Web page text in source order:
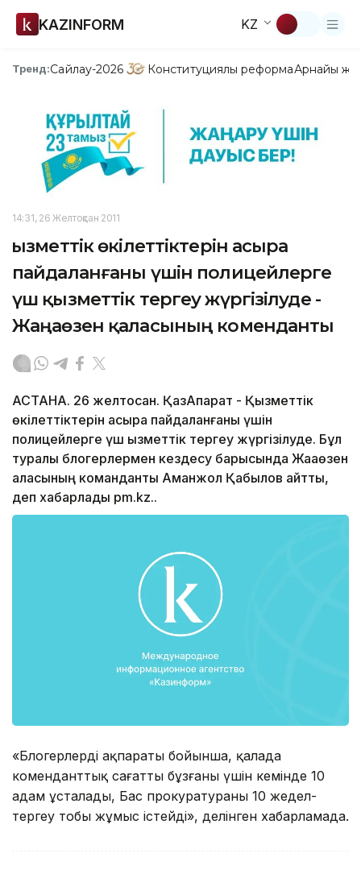
KAZINFORM KZ
Тренд:Сайлау-2026 Конституциялық реформаАрнайы
14:31, 26 Желтоқсан 2011
Қызметтік өкілеттіктерін асыра
пайдаланғаны үшін полицейлерге
үш қызметтік тергеу жүргізілуде -
Жаңаөзен қаласының коменданты
АСТАНА. 26 желтоқсан. ҚазАқпарат - Қызметтік
өкілеттіктерін асыра пайдаланғаны үшін
полицейлерге үш қызметтік тергеу жүргізілуде. Бұл
туралы блогерлермен кездесу барысында Жааөзен
қаласының команданты Аманжол Қабылов айтты,
деп хабарлады pm.kz..
«Блогерлердің ақпараты бойынша, қалада
коменданттық сағатты бұзғаны үшін кемінде 10
адам ұсталады, Бас прокуратураның 10 жедел-
тергеу тобы жұмыс істейді», делінген хабарламада.